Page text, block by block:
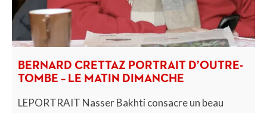
BERNARD CRETTAZ PORTRAIT D’OUTRE-
TOMBE – LE MATIN DIMANCHE
LEPORTRAIT Nasser Bakhti consacre un beau